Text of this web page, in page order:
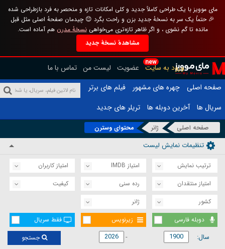
مای موویز با یک طراحی کاملاً جدید و کلی امکانات تازه و منحصر به فرد بازطراحی شده
🎉 حتماً یک سر به نسخهٔ جدید بزن و راحت بگرد 😊 چیدمان صفحهٔ اصلی مثل قبل
مانده تا گم نشوی ، و اگر ظاهر تازه‌تری می‌خواهینسخهٔ مدرن هم آماده است.
مشاهدهٔ نسخهٔ جدید
new
ورود به سایت عضویت لیست من تماس با ما
صفحه اصلی
چهره های مشهور
فیلم های برتر
سریال ها
آخرین دوبله ها تریلر های جدید
صفحه اصلی ژانر محتوای وسترن
تنظیمات نمایش لیست
ترتیب نمایش امتیاز IMDB
امتیاز کاربران
امتیاز منتقدان
رده سنی
کیفیت
کشور
ژانر
دوبله فارسی
زیرنویس فقط سریال
سال: جستجو